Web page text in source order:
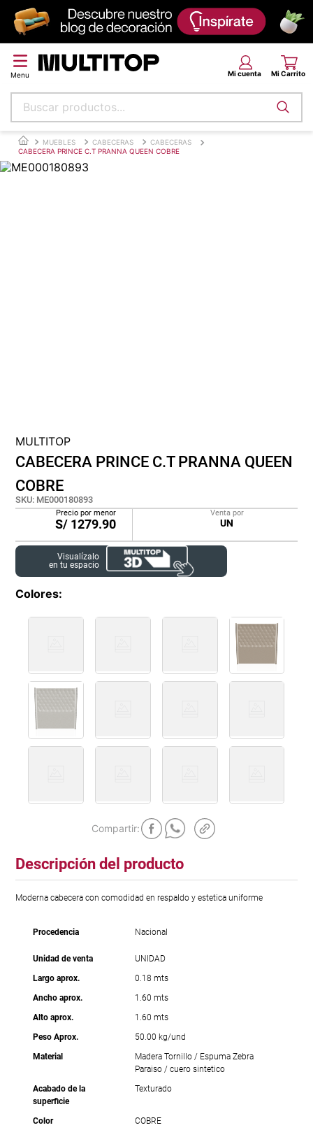
Buscar productos...
MUEBLES CABECERAS
CABECERAS
CABECERA PRINCE C.T PRANNA QUEEN COBRE
MULTITOP
CABECERA PRINCE C.T PRANNA QUEEN
COBRE
SKU: ME000180893
Precio por menor
S/ 1279.90
Venta por
UN
Visualízalo
en tu espacio
Colores
Descripción del producto
Moderna cabecera con comodidad en respaldo y estetica uniforme
Procedencia Nacional
Unidad de venta
UNIDAD
Largo aprox.
0.18 mts
Ancho aprox.
1.60 mts
Alto aprox.
1.60 mts
Peso Aprox.
50.00 kg/und
Material
Madera Tornillo / Espuma Zebra
Paraiso / cuero sintetico
Acabado de la
superficie
Texturado
Color
COBRE
Términos más buscados
papel tapiz